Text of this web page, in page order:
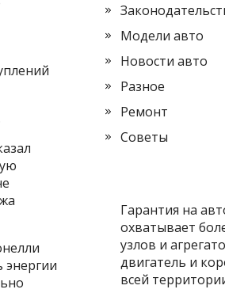
энергии
Модели авто
Новости авто
Разное
Ремонт
Советы
Гарантия на
охватывает
узлов и
двигатель и
всей